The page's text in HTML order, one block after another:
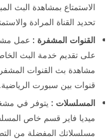
الاستمتاع بمشاهدة البث
تحديد القناة المرادة
القنوات المشفرة :
على تقديم خدمة البث
مشاهدة بث القنوات
قنوات بين سبورت الرياضية.
المسلسلات : يتوفر في
ميديا فاير قسم خاص
مسلسلاتك المفضلة من